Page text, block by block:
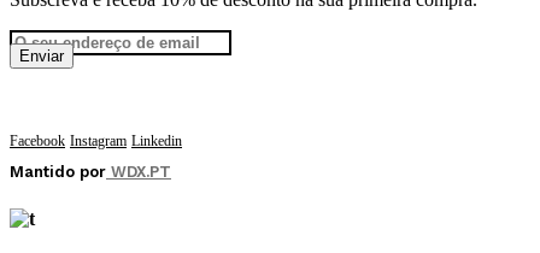
Facebook Instagram Linkedin
Mantido por WDX.PT